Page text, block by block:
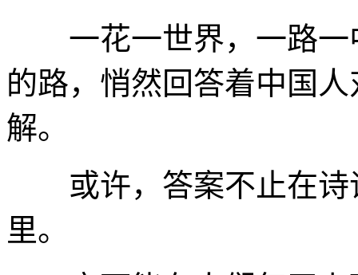
一花一世界，一路一
的路，悄然回答着中国
解。
或许，答案不止在诗
里。